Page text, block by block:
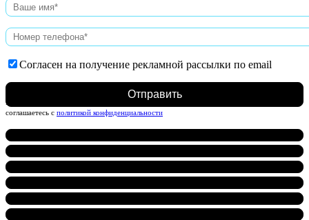
Согласен на получение рекламной рассылки по email
Нажимая на кнопку, вы даете согласие на обработку персональных данных и
соглашаетесь c политикой конфиденциальности